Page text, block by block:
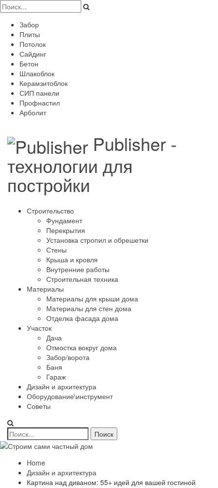
Забор
Плиты
Потолок
Сайдинг
Бетон
Шлакоблок
Керамзитоблок
СИП панели
Профнастил
Арболит
Publisher -
технологии для
постройки
Строительство
Фундамент
Перекрытия
Установка стропил и обрешетки
Стены
Крыша и кровля
Внутренние работы
Строительная техника
Материалы
Материалы для крыши дома
Материалы для стен дома
Отделка фасада дома
Участок
Дача
Отмостка вокруг дома
Забор/ворота
Баня
Гараж
Дизайн и архитектура
Оборудование\инструмент
Советы
Home
Дизайн и архитектура
Картина над диваном: 55+ идей для вашей гостиной